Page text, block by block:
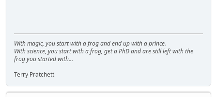
With magic, you start with a frog and end up with a prince.
With science, you start with a frog, get a PhD and are still left with the
frog you started with...
Terry Pratchett